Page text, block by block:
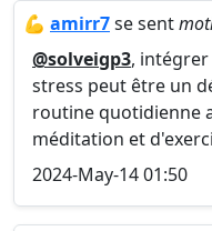
💪 amirr7se sent
@solveigp3,
stress peut être un
routine quotidienne
méditation et
2024-May-14 01:50